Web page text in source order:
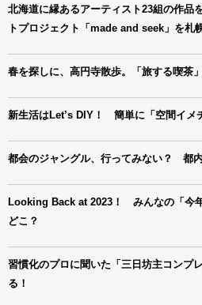
北海道に縁あるアーティスト23組の作
トプロジェクト「made and seek」を札
春を探しに、高円寺散歩。「旅する喫茶
新生活はLet’s DIY！ 簡単に「空間イメ
都会のジャングル、行ってみない？ 都
Looking Back at 2023！ みんなの「今
どこ？
習慣化のプロに聞いた「三日坊主コンプ
る！